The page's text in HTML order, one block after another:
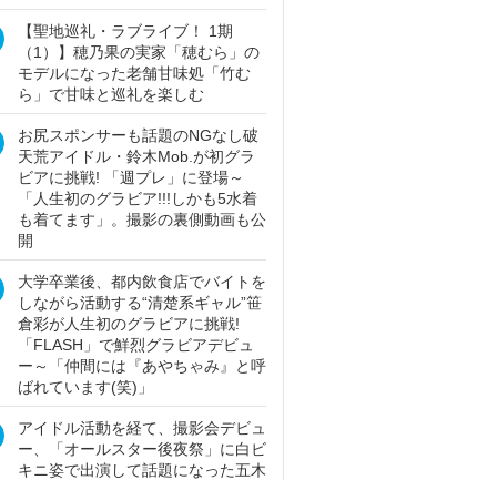
【聖地巡礼・ラブライブ！ 1期
（1）】穂乃果の実家「穂むら」の
モデルになった老舗甘味処「竹む
ら」で甘味と巡礼を楽しむ
お尻スポンサーも話題のNGなし破
天荒アイドル・鈴木Mob.が初グラ
ビアに挑戦! 「週プレ」に登場～
「人生初のグラビア!!!しかも5水着
も着てます」。撮影の裏側動画も公
開
大学卒業後、都内飲食店でバイトを
しながら活動する“清楚系ギャル”笹
倉彩が人生初のグラビアに挑戦!
「FLASH」で鮮烈グラビアデビュ
ー～「仲間には『あやちゃみ』と呼
ばれています(笑)」
アイドル活動を経て、撮影会デビュ
ー、「オールスター後夜祭」に白ビ
キニ姿で出演して話題になった五木